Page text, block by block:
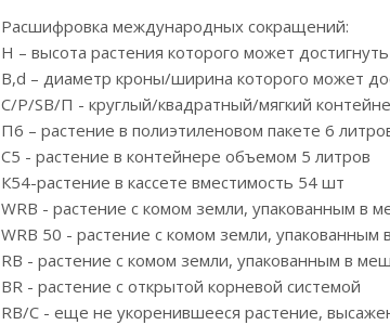
Расшифровка международных сокращений:
Н – высота растения которого может
B,d – диаметр кроны/ширина которого может
С/P/SB/П - круглый/квадратный/мягкий
П6 – растение в полиэтиленовом пакете 6
С5 - растение в контейнере объемом 5 литров
К54-растение в кассете вместимость 54 шт
WRB - растение с комом земли, упакованным в
WRB 50 - растение с комом земли,
RB - растение с комом земли, упакованным в
BR - растение с открытой корневой системой
RB/C - еще не укоренившееся растение,